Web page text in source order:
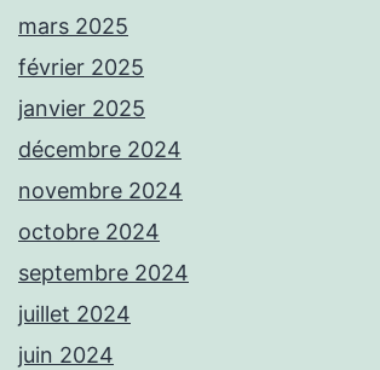
mars 2025
février 2025
janvier 2025
décembre 2024
novembre 2024
octobre 2024
septembre 2024
juillet 2024
juin 2024